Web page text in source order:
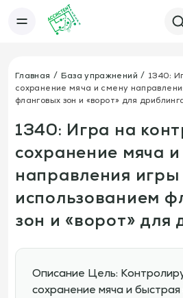
Книги
Новости
Тарифы
Информация
О сервисе
Телефон:
+7 978 793 21 93
Электронная почта:
info@assistent-trenera.ru
Главная База упражнений
1340:
сохранение мяча и смену
фланговых зон и «ворот» для
1340: Игра на
сохранение мяча
направления игры
использованием
зон и «ворот» для
Описание Цель:
сохранение мяча и